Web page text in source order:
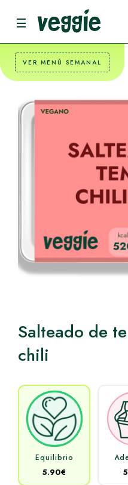
VER MENÚ SEMANAL
Salteado de
chili
Equilibrio
5.90€